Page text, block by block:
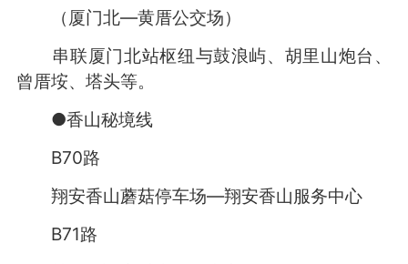
（厦门北—黄厝公交场）
串联厦门北站枢纽与鼓浪屿、胡里山炮台、
曾厝垵、塔头等。
●香山秘境线
B70路
翔安香山蘑菇停车场—翔安香山服务中心
B71路